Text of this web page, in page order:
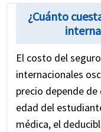
¿Cuánto
El costo del
internacionales
precio depende
edad del
médica, el